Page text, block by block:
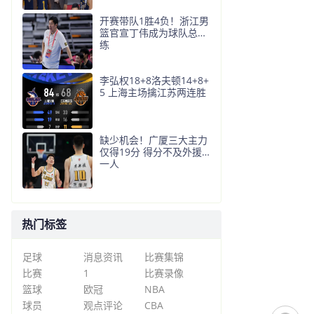
开赛带队1胜4负！浙江男
篮官宣丁伟成为球队总教
练
李弘权18+8洛夫顿14+8+
5 上海主场擒江苏两连胜
缺少机会！广厦三大主力
仅得19分 得分不及外援
一人
热门标签
足球 消息资讯
比赛集锦
比赛
1
比赛录像
篮球
欧冠
NBA
球员
观点评论 CBA